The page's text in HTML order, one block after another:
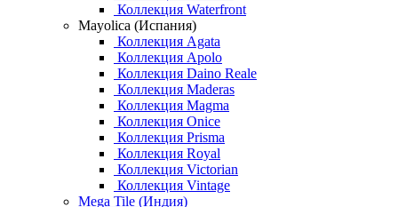
Коллекция Waterfront
Mayolica (Испания)
Коллекция Agata
Коллекция Apolo
Коллекция Daino Reale
Коллекция Maderas
Коллекция Magma
Коллекция Onice
Коллекция Prisma
Коллекция Royal
Коллекция Victorian
Коллекция Vintage
Mega Tile (Индия)